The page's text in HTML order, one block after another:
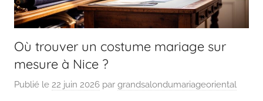
Où trouver un costume mariage sur
mesure à Nice ?
Publié le 22 juin 2026 par grandsalondumariageoriental